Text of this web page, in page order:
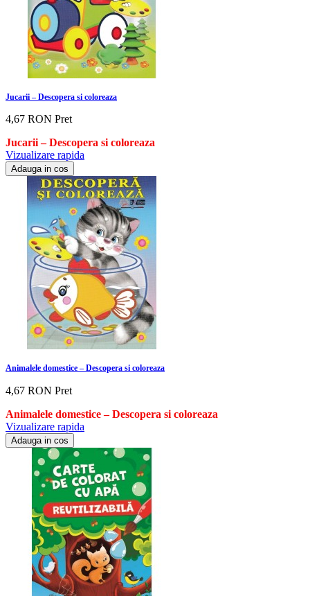
Jucarii – Descopera si coloreaza
4,67 RON Pret
Jucarii – Descopera si coloreaza
Vizualizare rapida
Adauga in cos
Animalele domestice – Descopera si coloreaza
4,67 RON Pret
Animalele domestice – Descopera si coloreaza
Vizualizare rapida
Adauga in cos